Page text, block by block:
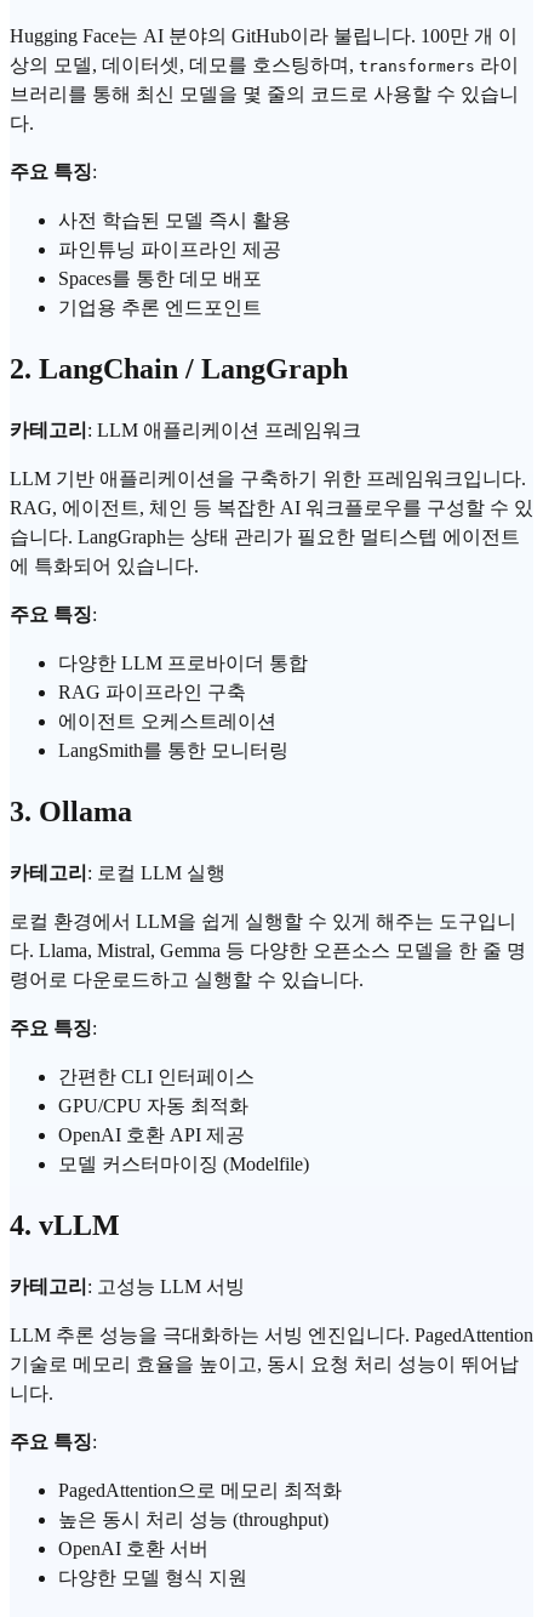
Hugging Face는 AI 분야의 GitHub이라 불립니다. 100만 개 이
상의 모델, 데이터셋, 데모를 호스팅하며, transformers 라이
브러리를 통해 최신 모델을 몇 줄의 코드로 사용할 수 있습니
다.
주요 특징:
사전 학습된 모델 즉시 활용
파인튜닝 파이프라인 제공
Spaces를 통한 데모 배포
기업용 추론 엔드포인트
2. LangChain / LangGraph
카테고리 : LLM 애플리케이션 프레임워크
LLM 기반 애플리케이션을 구축하기 위한 프레임워크입니다.
RAG, 에이전트, 체인 등 복잡한 AI 워크플로우를 구성할 수 있
습니다. LangGraph는 상태 관리가 필요한 멀티스텝 에이전트
에 특화되어 있습니다.
주요 특징:
다양한 LLM 프로바이더 통합
RAG 파이프라인 구축
에이전트 오케스트레이션
LangSmith를 통한 모니터링
3. Ollama
카테고리 : 로컬 LLM 실행
로컬 환경에서 LLM을 쉽게 실행할 수 있게 해주는 도구입니
다. Llama, Mistral, Gemma 등 다양한 오픈소스 모델을 한 줄 명
령어로 다운로드하고 실행할 수 있습니다.
주요 특징:
간편한 CLI 인터페이스
GPU/CPU 자동 최적화
OpenAI 호환 API 제공
모델 커스터마이징 (Modelfile)
4. vLLM
카테고리 : 고성능 LLM 서빙
LLM 추론 성능을 극대화하는 서빙 엔진입니다. PagedAttention
기술로 메모리 효율을 높이고, 동시 요청 처리 성능이 뛰어납
니다.
주요 특징:
PagedAttention으로 메모리 최적화
높은 동시 처리 성능 (throughput)
OpenAI 호환 서버
다양한 모델 형식 지원